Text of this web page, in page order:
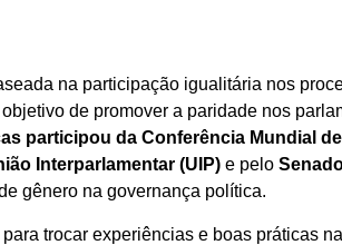
na participação igualitária nos
de promover a paridade nos
participou da Conferência Mundial
Interparlamentar (UIP) e pelo
gênero na governança política.
trocar experiências e boas práticas